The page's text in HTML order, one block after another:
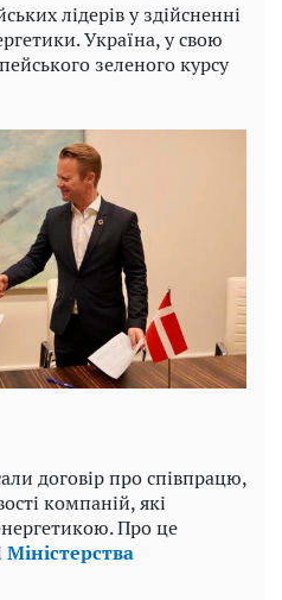
лідерів у здійсненні
Україна, у свою
зеленого курсу
договір про співпрацю,
компаній, які
Про це
Міністерства